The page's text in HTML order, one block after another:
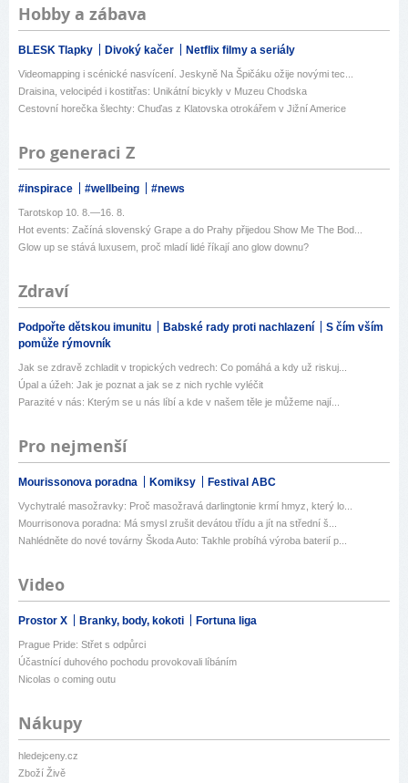
Hobby a zábava
BLESK Tlapky Divoký kačer Netflix filmy a seriály
Videomapping i scénické nasvícení. Jeskyně Na Špičáku ožije novými tec...
Draisina, velocipéd i kostitřas: Unikátní bicykly v Muzeu Chodska
Cestovní horečka šlechty: Chuďas z Klatovska otrokářem v Jižní Americe
Pro generaci Z
#inspirace #wellbeing #news
Tarotskop 10. 8.—16. 8.
Hot events: Začíná slovenský Grape a do Prahy přijedou Show Me The Bod...
Glow up se stává luxusem, proč mladí lidé říkají ano glow downu?
Zdraví
Podpořte dětskou imunitu Babské rady proti nachlazení
S čím vším
pomůže rýmovník
Jak se zdravě zchladit v tropických vedrech: Co pomáhá a kdy už riskuj...
Úpal a úžeh: Jak je poznat a jak se z nich rychle vyléčit
Parazité v nás: Kterým se u nás líbí a kde v našem těle je můžeme nají...
Pro nejmenší
Mourissonova poradna Komiksy Festival ABC
Vychytralé masožravky: Proč masožravá darlingtonie krmí hmyz, který lo...
Mourrisonova poradna: Má smysl zrušit devátou třídu a jít na střední š...
Nahlédněte do nové továrny Škoda Auto: Takhle probíhá výroba baterií p...
Video
Prostor X Branky, body, kokoti Fortuna liga
Prague Pride: Střet s odpůrci
Účastnící duhového pochodu provokovali líbáním
Nicolas o coming outu
Nákupy
hledejceny.cz
Zboží Živě